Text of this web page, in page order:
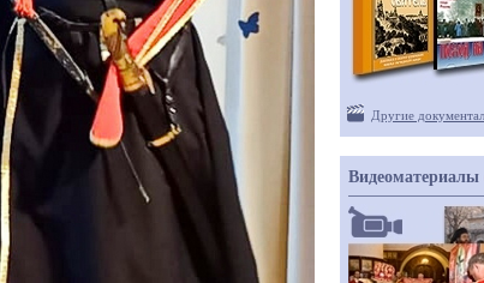
Другие
Видеоматериалы